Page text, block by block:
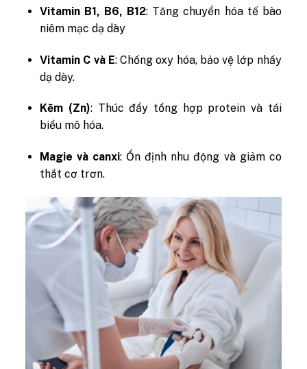
Vitamin B1, B6, B12: Tăng chuyển hóa tế bào
niêm mạc dạ dày
Vitamin C và E: Chống oxy hóa, bảo vệ lớp nhầy
dạ dày.
Kẽm (Zn): Thúc đẩy tổng hợp protein và tái
biểu mô hóa.
Magie và canxi: Ổn định nhu động và giảm co
thắt cơ trơn.